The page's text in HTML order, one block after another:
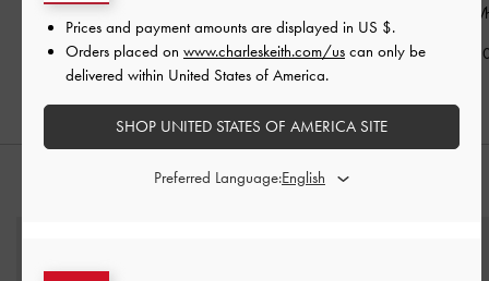
Strap-
IDR999,000 IDR999,000
PADUKAN DENGAN
Prices and payment amounts are displayed in US $.
Orders placed on www.charleskeith.com/us can only be
delivered within United States of America.
SHOP UNITED STATES OF AMERICA SITE
Preferred Language: